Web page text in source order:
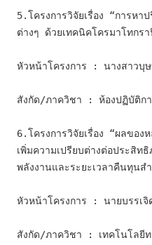
5.โครงการวิจัยเรื่อง “การห
ต่างๆ ด้วยเทคนิคโครมาโทกรา
หัวหน้าโครงการ : นางสาวบุ
สังกัด/ภาควิชา : ห้องปฏิบัติกา
6.โครงการวิจัยเรื่อง “ผลขอ
เพิ่มความเปรียบต่างต่อประสิท
พลังงานและระยะเวลาคืนทุน
หัวหน้าโครงการ : นายบรรเ
สังกัด/ภาควิชา : เทคโนโลยีท